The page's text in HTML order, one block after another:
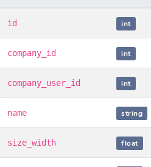
id int
company_id int
company_user_id int
name string
size_width float